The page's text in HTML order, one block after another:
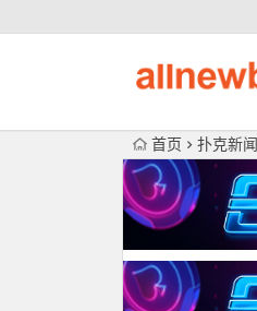
首页 扑克新闻